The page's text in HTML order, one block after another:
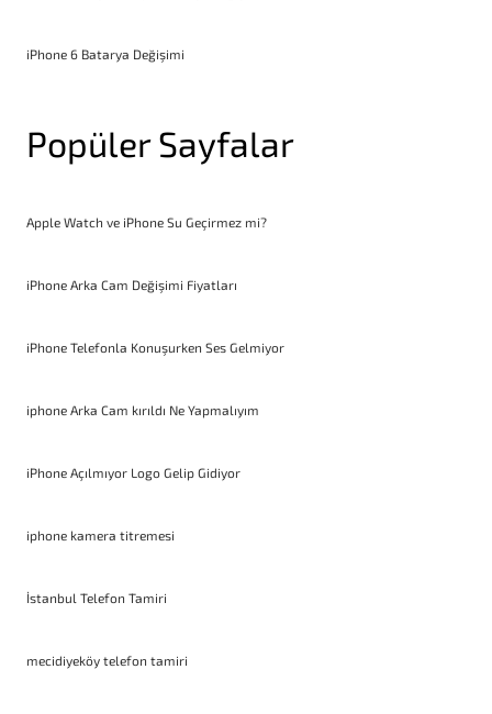
iPhone 6 Batarya Değişimi
Popüler Sayfalar
Apple Watch ve iPhone Su Geçirmez mi?
iPhone Arka Cam Değişimi Fiyatları
iPhone Telefonla Konuşurken Ses Gelmiyor
iphone Arka Cam kırıldı Ne Yapmalıyım
iPhone Açılmıyor Logo Gelip Gidiyor
iphone kamera titremesi
İstanbul Telefon Tamiri
mecidiyeköy telefon tamiri